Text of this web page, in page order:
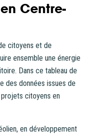
Centre-
citoyens et de
ensemble une énergie
Dans ce tableau de
des données issues de
citoyens en
en développement